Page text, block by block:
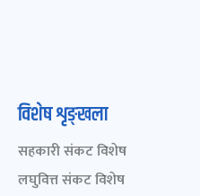
विशेष शृङ्खला
सहकारी संकट विशेष
लघुवित्त संकट विशेष